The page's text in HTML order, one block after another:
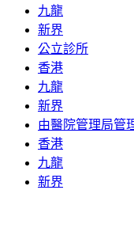
九龍
新界
公立診所
香港
九龍
新界
由醫院管理局管
香港
九龍
新界